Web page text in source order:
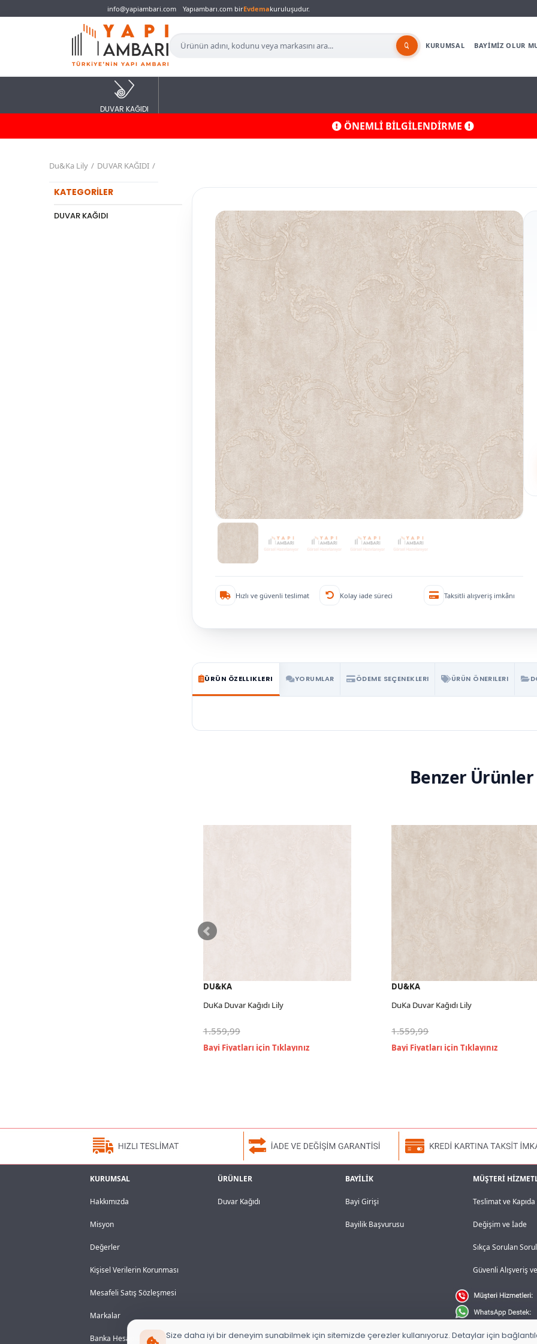
info@yapiambari.com Yapıambarı.com birEvdemakuruluşudur.
KURUMSAL BAYİMİZ OLUR
DUVAR KAĞIDI
ÖNEMLİ BİLGİLENDİRME
Du&Ka Lily DUVAR KAĞIDI
KATEGORİLER
DUVAR KAĞIDI
Hızlı ve güvenli teslimat Kolay iade süreci Taksitli alışveriş imkânı
ÜRÜN ÖZELLIKLERI YORUMLAR ÖDEME SEÇENEKLERI ÜRÜN ÖNERILERI
Benzer Ürünler
DU&KA
DuKa Duvar Kağıdı Lily
1.559,99
DU&KA
DuKa Duvar Kağıdı Lily
1.559,99
KURUMSAL
Hakkımızda
Misyon
Değerler
Kişisel Verilerin Korunması
Mesafeli Satış Sözleşmesi
Markalar
Banka Hesaplarımız
ÜRÜNLER
Duvar Kağıdı
BAYİLİK
Bayi Girişi
Bayilik Başvurusu
MÜŞTERİ
Teslimat ve
Değişim ve İade
Sıkça Sorulan
Güvenli Alışveriş
Size daha iyi bir deneyim sunabilmek için sitemizde çerezler kullanıyoruz. Detaylar için